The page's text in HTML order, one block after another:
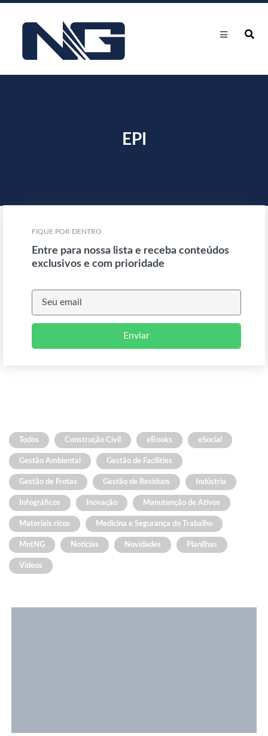
EPI
FIQUE POR DENTRO
Entre para nossa lista e receba conteúdos
exclusivos e com prioridade
Enviar
Todos Construção Civil eBooks eSocial
Gestão Ambiental Gestão de Facilities
Gestão de Frotas Gestão de Resíduos Indústria
Infográficos Inovação Manutenção de Ativos
Materiais ricos Medicina e Segurança do Trabalho
MntNG Notícias Novidades Planilhas
Vídeos